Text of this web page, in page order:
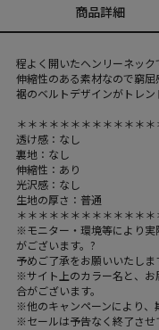
商品詳細
程よく開いたヘンリーネッ
伸縮性のある素材なので窮屈
裾のベルトデザインがトレン
＊＊＊＊＊＊＊＊＊＊＊＊
透け感：なし
裏地：なし
伸縮性：あり
光沢感：なし
生地の厚さ：普通
＊＊＊＊＊＊＊＊＊＊＊＊
※モニター・環境等により実
がございます。?
予めご了承をお願いいたしま
※サイト上のカラー名と、
合がございます。
※他のキャンペーンにより、
※セールは予告なく終了させ